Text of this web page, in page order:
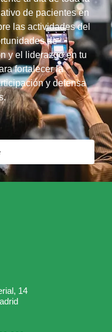
de pacientes en
las actividades del
de
y el liderazgo en tu
fortalecer la
y defensa
14